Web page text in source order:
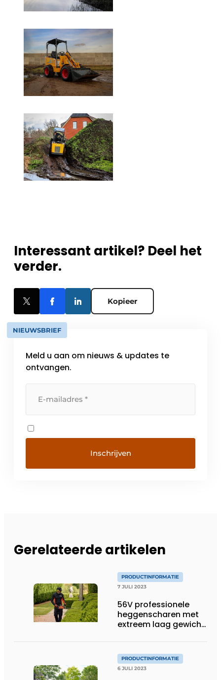
Interessant artikel? Deel het
verder.
Kopieer
NIEUWSBRIEF
Meld u aan om nieuws & updates te
ontvangen.
Gerelateerde artikelen
PRODUCTINFORMATIE
7 JULI 2023
56V professionele
heggenscharen met
extreem laag gewicht
PRODUCTINFORMATIE
6 JULI 2023